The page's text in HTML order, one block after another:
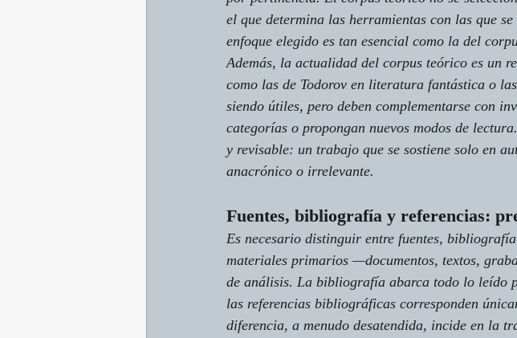
el que determina las herramientas con las que
enfoque elegido es tan esencial como la del
Además, la actualidad del corpus teórico es un
como las de Todorov en literatura fantástica o
siendo útiles, pero deben complementarse con
categorías o propongan nuevos modos de
y revisable: un trabajo que se sostiene solo en
anacrónico o irrelevante.
Fuentes, bibliografía y referencias:
Es necesario distinguir entre fuentes, bibliografía
materiales primarios —documentos, textos,
de análisis. La bibliografía abarca todo lo leído
las referencias bibliográficas corresponden
diferencia, a menudo desatendida, incide en la